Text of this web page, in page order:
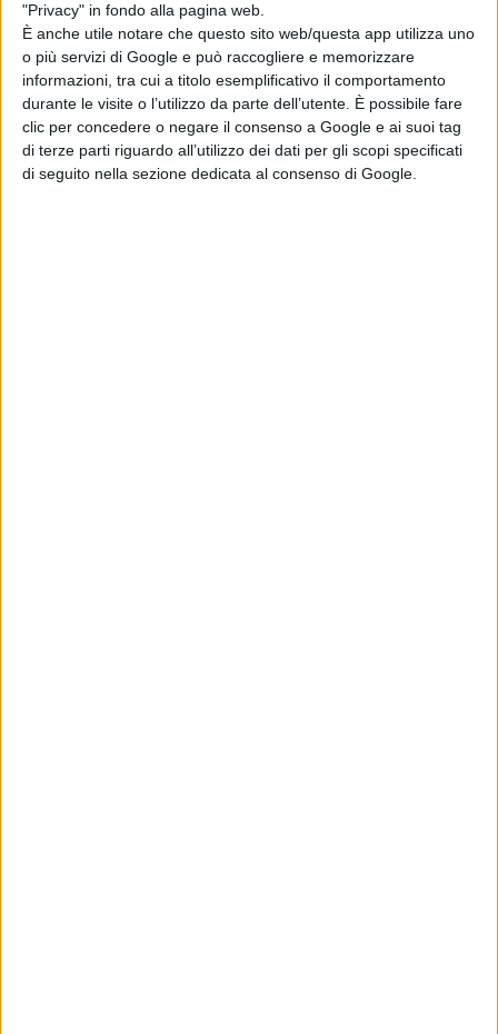
"Privacy" in fondo alla pagina web.
È anche utile notare che questo sito web/questa app utilizza uno
o più servizi di Google e può raccogliere e memorizzare
informazioni, tra cui a titolo esemplificativo il comportamento
durante le visite o l’utilizzo da parte dell’utente. È possibile fare
clic per concedere o negare il consenso a Google e ai suoi tag
di terze parti riguardo all’utilizzo dei dati per gli scopi specificati
di seguito nella sezione dedicata al consenso di Google.
centro di un violento scontro armato, che
Brigata Maiella e le forze alleate (Wigforce) combattere
contro i nazifascisti per la liberazione del territorio. La
cruenta lotta, segnata da pesanti perdite, tra cui il
Maggiore Wigram, fu un episodio cruciale per la